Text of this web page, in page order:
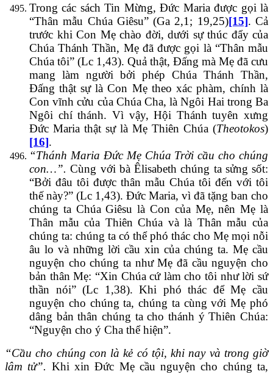
Trong các sách Tin Mừng, Đức Maria được gọi là
“Thân mẫu Chúa Giêsu” (Ga 2,1; 19,25)[15]. Cả
trước khi Con Mẹ chào đời, dưới sự thúc đẩy của
Chúa Thánh Thần, Mẹ đã được gọi là “Thân mẫu
Chúa tôi” (Lc 1,43). Quả thật, Đấng mà Mẹ đã cưu
mang làm người bởi phép Chúa Thánh Thần,
Đấng thật sự là Con Mẹ theo xác phàm, chính là
Con vĩnh cửu của Chúa Cha, là Ngôi Hai trong Ba
Ngôi chí thánh. Vì vậy, Hội Thánh tuyên xưng
Đức Maria thật sự là Mẹ Thiên Chúa (Theotokos)
[16].
“Thánh Maria Đức Mẹ Chúa Trời cầu cho chúng
con…”.Cùng với bà Êlisabeth chúng ta sửng sốt:
“Bởi đâu tôi được thân mẫu Chúa tôi đến với tôi
thế này?” (Lc 1,43). Đức Maria, vì đã tặng ban cho
chúng ta Chúa Giêsu là Con của Mẹ, nên Mẹ là
Thân mẫu của Thiên Chúa và là Thân mẫu của
chúng ta: chúng ta có thể phó thác cho Mẹ mọi nỗi
âu lo và những lời cầu xin của chúng ta. Mẹ cầu
nguyện cho chúng ta như Mẹ đã cầu nguyện cho
bản thân Mẹ: “Xin Chúa cứ làm cho tôi như lời sứ
thần nói” (Lc 1,38). Khi phó thác để Mẹ cầu
nguyện cho chúng ta, chúng ta cùng với Mẹ phó
dâng bản thân chúng ta cho thánh ý Thiên Chúa:
“Nguyện cho ý Cha thể hiện”.
“Cầu cho chúng con là kẻ có tội, khi nay và trong giờ
lâm tử”. Khi xin Đức Mẹ cầu nguyện cho chúng ta,